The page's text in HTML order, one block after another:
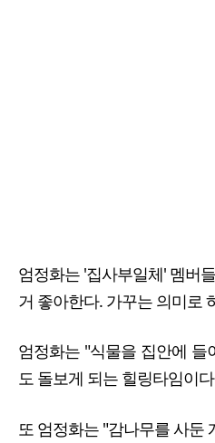
엄정화는 '집사부일체' 멤버
거 좋아한다. 가꾸는 의미로
엄정화는 "식물을 집안에
도 돌보게 되는 힐링타임이
또 엄정화는 "감나무를 사둔